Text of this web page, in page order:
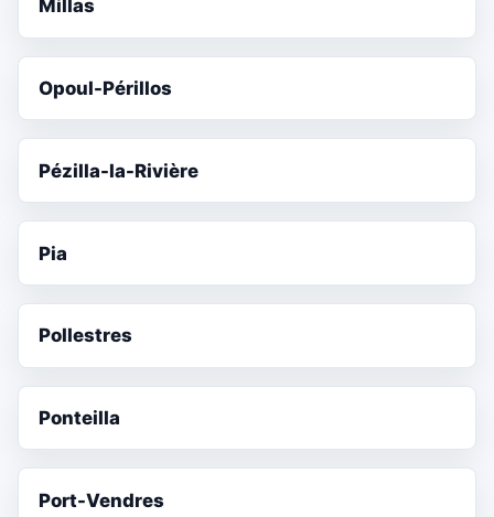
Millas
Opoul-Périllos
Pézilla-la-Rivière
Pia
Pollestres
Ponteilla
Port-Vendres